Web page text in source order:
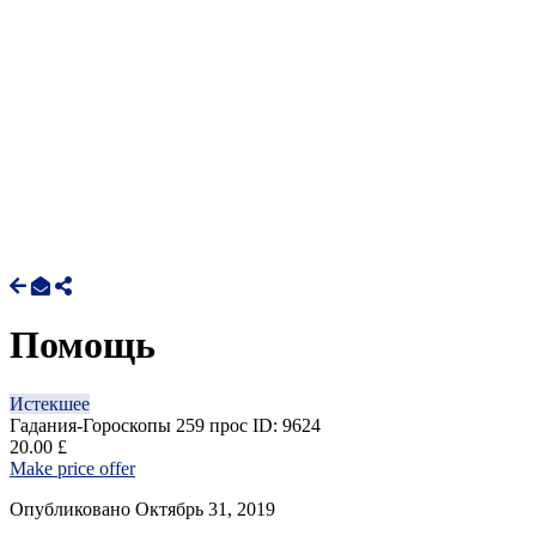
Помощь
Истекшее
Гадания-Гороскопы 259 прос ID: 9624
20.00 £
Make price offer
Опубликовано Октябрь 31, 2019